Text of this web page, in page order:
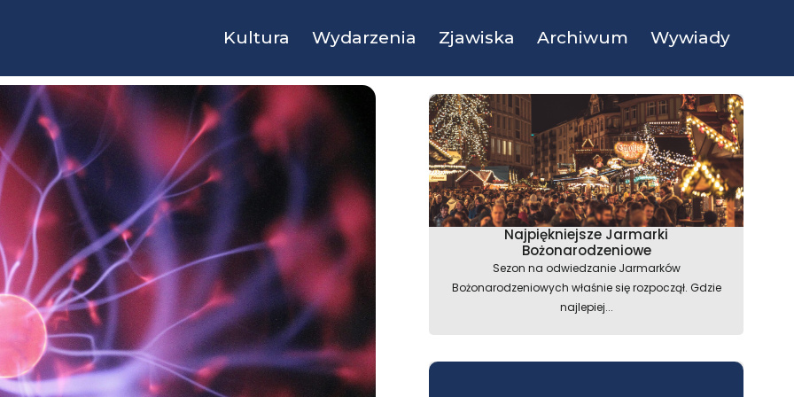
Kultura Wydarzenia Zjawiska Archiwum Wywiady
Najpiękniejsze Jarmarki
Bożonarodzeniowe
Sezon na odwiedzanie Jarmarków
Bożonarodzeniowych właśnie się rozpoczął. Gdzie
najlepiej...